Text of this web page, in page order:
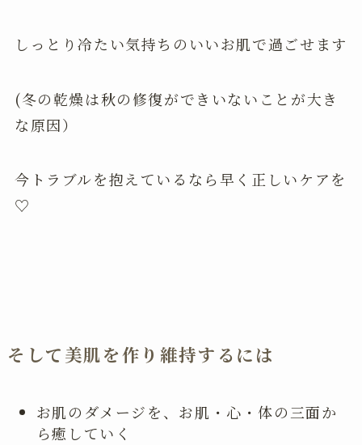
しっとり冷たい気持ちのいいお肌で過ごせます
(冬の乾燥は秋の修復ができいないことが大き
な原因）
今トラブルを抱えているなら早く正しいケアを
♡
そして美肌を作り維持するには
お肌のダメージを、お肌・心・体の三面か
ら癒していく